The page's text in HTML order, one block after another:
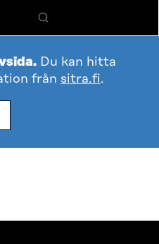
Sök
Du kan hitta
från sitra.fi.